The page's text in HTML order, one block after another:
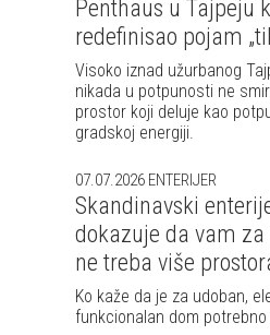
Penthaus u Tajpeju
redefinisao pojam
Visoko iznad užurbanog
nikada u potpunosti ne
prostor koji deluje kao
gradskoj energiji.
07.07.2026 ENTERIJER
Skandinavski
dokazuje da vam za
ne treba više
Ko kaže da je za udoban,
funkcionalan dom